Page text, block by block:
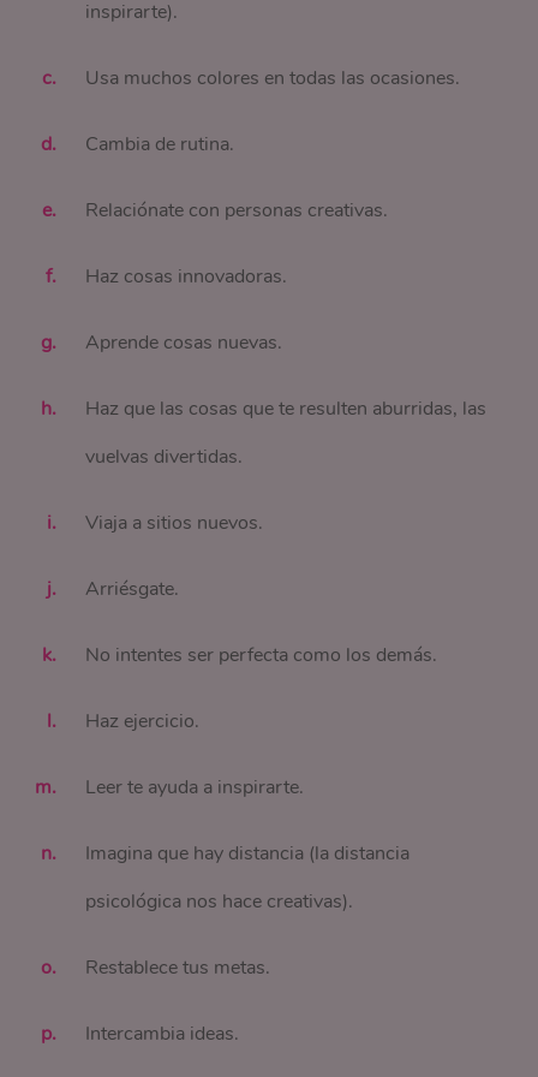
inspirarte).
Usa muchos colores en todas las ocasiones.
Cambia de rutina.
Relaciónate con personas creativas.
Haz cosas innovadoras.
Aprende cosas nuevas.
Haz que las cosas que te resulten aburridas, las
vuelvas divertidas.
Viaja a sitios nuevos.
Arriésgate.
No intentes ser perfecta como los demás.
Haz ejercicio.
Leer te ayuda a inspirarte.
Imagina que hay distancia (la distancia
psicológica nos hace creativas).
Restablece tus metas.
Intercambia ideas.